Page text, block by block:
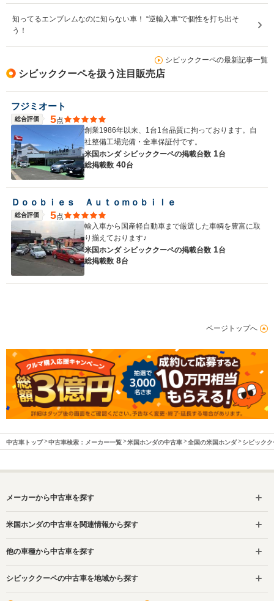
知ってるエンブレムなのに知らない車！ “逆輸入車”で個性を打ち出そ
う！
シビッククーペの最新記事一覧
シビッククーペを扱う注目販売店
フジミオート
総合評価 5点
創業1986年以来、1台1台品質に拘っております。自
社整備工場完備・全車保証付です。
米国ホンダ シビッククーペの掲載台数 1台
総掲載数 40台
Ｄｏｏｂｉｅｓ Ａｕｔｏｍｏｂｉｌｅ
総合評価 5点
輸入車から国産軽自動車まで厳選した車輌を豊富に取
り揃えております♪
米国ホンダ シビッククーペの掲載台数 1台
総掲載数 8台
ページトップへ
中古車トップ 中古車検索：メーカー一覧 米国ホンダの中古車 全国の米国ホンダ シビック
メーカーから中古車を探す
米国ホンダの中古車を関連情報から探す
他の車種から中古車を探す
シビッククーペの中古車を地域から探す